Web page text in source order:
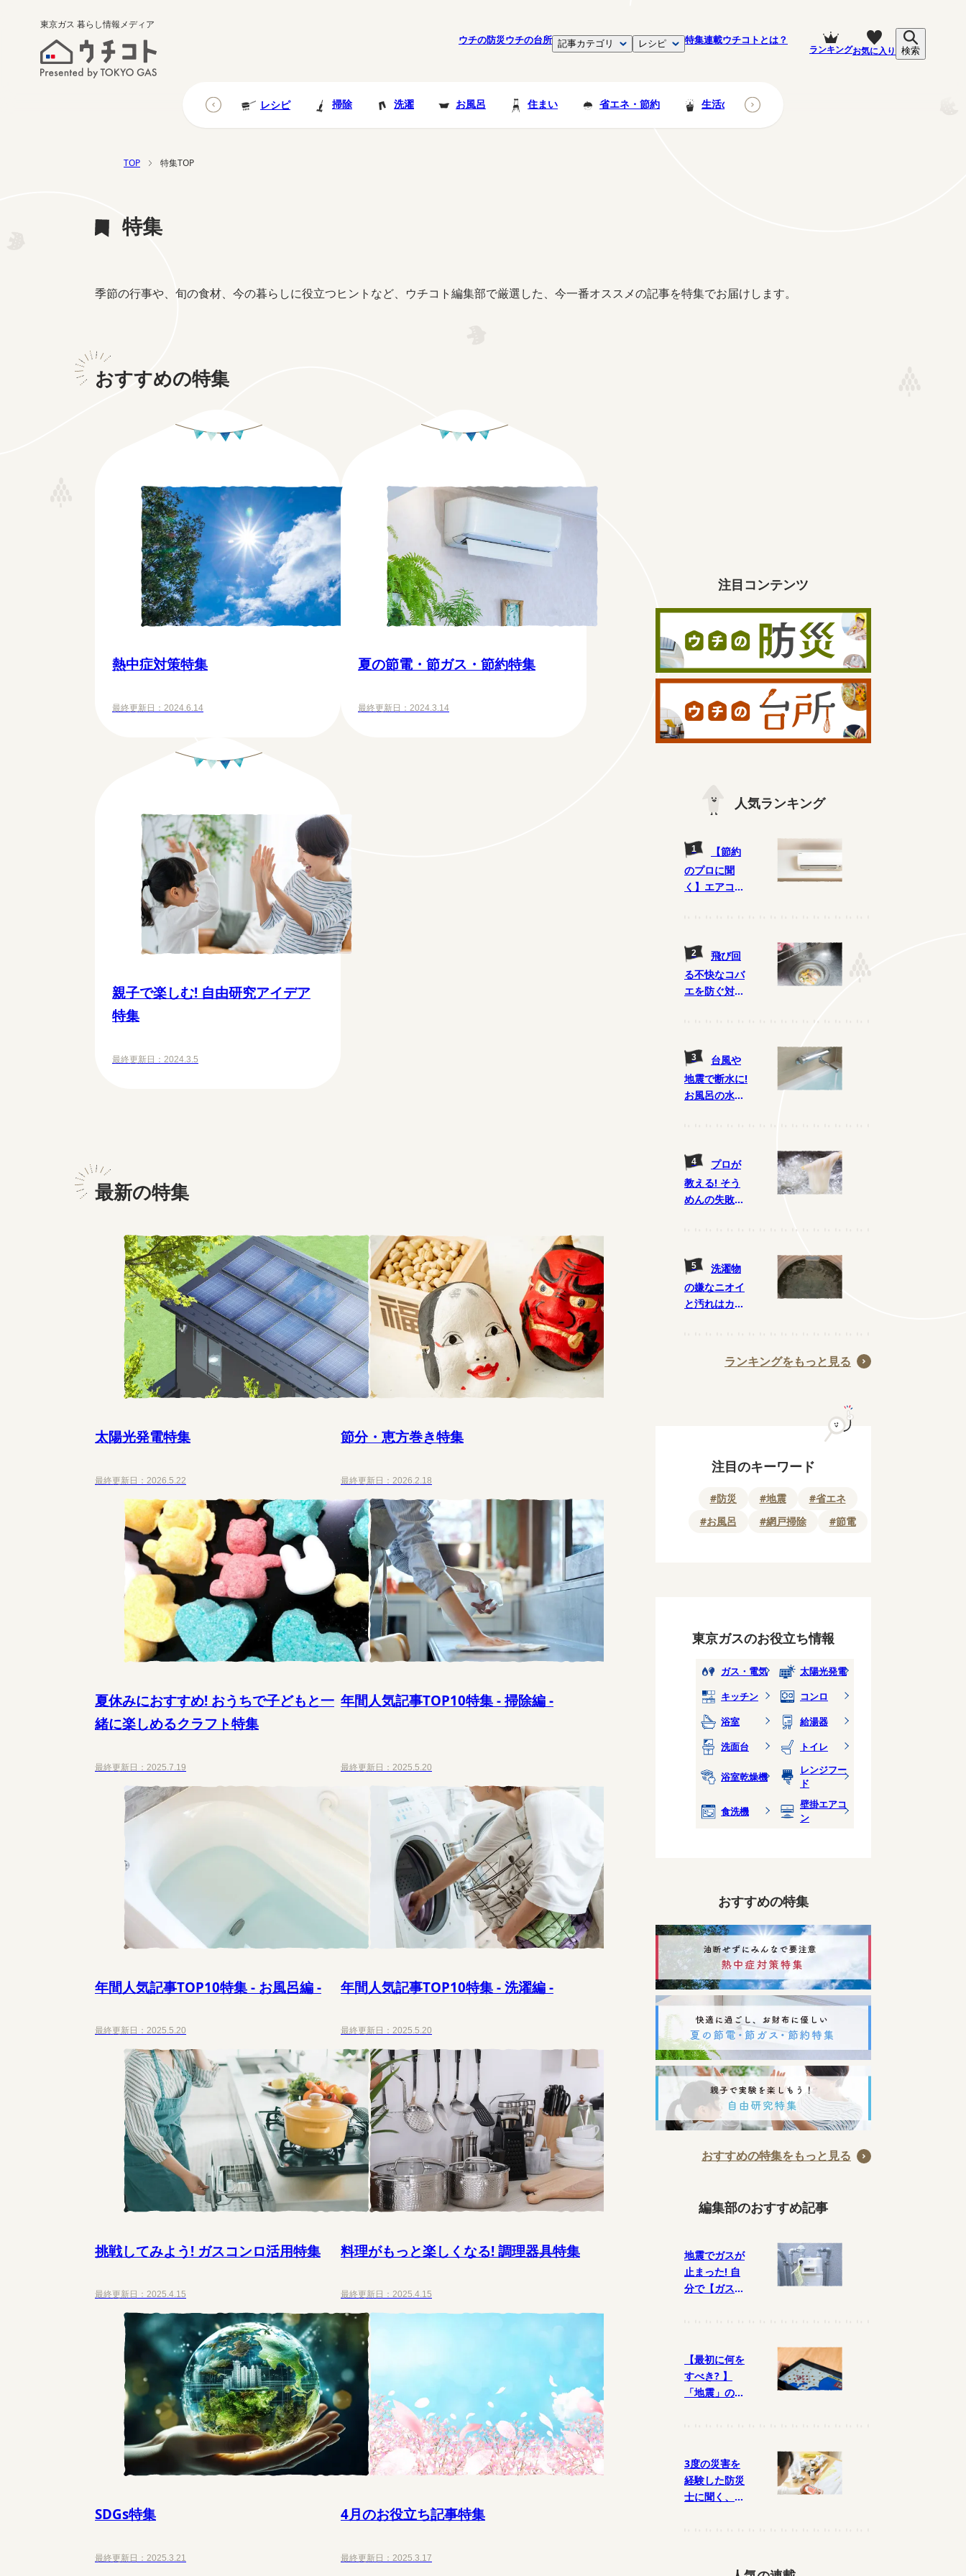
東京ガス 暮らし情報メディア
ウチの防災ウチの台所 記事カテゴリ レシピ 特集連載ウチコトとは？
ランキングお気に入り 検索
ウチの台所 レシピ 掃除 洗濯 お風呂 住まい 省エネ・節約 生活の知恵
TOP 特集TOP
特集
季節の行事や、旬の食材、今の暮らしに役立つヒントなど、ウチコト編集部で厳選した、今一番オススメの記事を特集でお届けします。
おすすめの特集
熱中症対策特集
最終更新日： 2024.6.14
夏の節電・節ガス・節約特集
最終更新日： 2024.3.14
親子で楽しむ! 自由研究アイデア
特集
最終更新日： 2024.3.5
最新の特集
太陽光発電特集
最終更新日： 2026.5.22
節分・恵方巻き特集
最終更新日： 2026.2.18
夏休みにおすすめ! おうちで子どもと一
緒に楽しめるクラフト特集
最終更新日： 2025.7.19
年間人気記事TOP10特集 - 掃除編 -
最終更新日： 2025.5.20
年間人気記事TOP10特集 - お風呂編 -
最終更新日： 2025.5.20
年間人気記事TOP10特集 - 洗濯編 -
最終更新日： 2025.5.20
挑戦してみよう! ガスコンロ活用特集
最終更新日： 2025.4.15
料理がもっと楽しくなる! 調理器具特集
最終更新日： 2025.4.15
SDGs特集
最終更新日： 2025.3.21
4月のお役立ち記事特集
最終更新日： 2025.3.17
注目コンテンツ
人気ランキング
【節約
のプロに聞
く】エアコン
飛び回
る不快なコバ
エを防ぐ対策
に!?
台風や
地震で断水に!
お風呂の水は
プロが
教える! そう
めんの失敗し
洗濯物
の嫌なニオイ
と汚れはカビ
防する月1の
ランキングをもっと見る
注目のキーワード
#防災 #地震 #省エネ
#お風呂 #網戸掃除 #節電
東京ガスのお役立ち情報
ガス・電気
太陽光発電
キッチン
コンロ
浴室
給湯器
洗面台
トイレ
浴室乾燥機
レンジフー
ド
食洗機
壁掛エアコ
ン
おすすめの特集
おすすめの特集をもっと見る
編集部のおすすめ記事
地震でガスが
止まった! 自
分で【ガスメ
には?
【最初に何を
すべき? 】
「地震」の時
3度の災害を
経験した防災
士に聞く、防